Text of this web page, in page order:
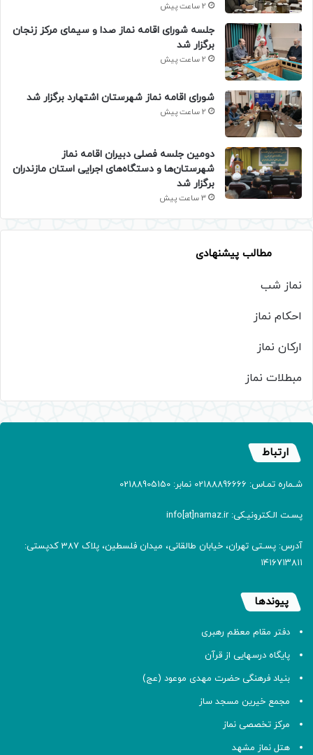
2 ساعت پیش
جلسه شورای اقامه نماز صدا و سیمای مرکز زنجان
برگزار شد
2 ساعت پیش
شورای اقامه نماز شهرستان اشتهارد برگزار شد
2 ساعت پیش
دومین جلسه فصلی دبیران اقامه نماز
شهرستان‌ها و دستگاه‌های اجرایی استان مازندران
برگزار شد
3 ساعت پیش
مطالب پیشنهادی
نماز شب
احکام نماز
ارکان نماز
مبطلات نماز
ارتباط
شـماره تمـاس: 02188896666 نمابر: 02188905150
پسـت الـکترونیـکی: info[at]namaz.ir
آدرس: پسـتی تهران، خیابان طالقانی، میدان فلسطین، پلاک 387 کدپستی:
۱۴۱۶۷۱۳۸۱۱
پیوندها
دفتر مقام معظم رهبری
پایگاه درسهایی از قرآن
بنیاد فرهنگی حضرت مهدی موعود (عج)
مجمع خیرین مسجد ساز
مرکز تخصصی نماز
هتل نماز مشهد